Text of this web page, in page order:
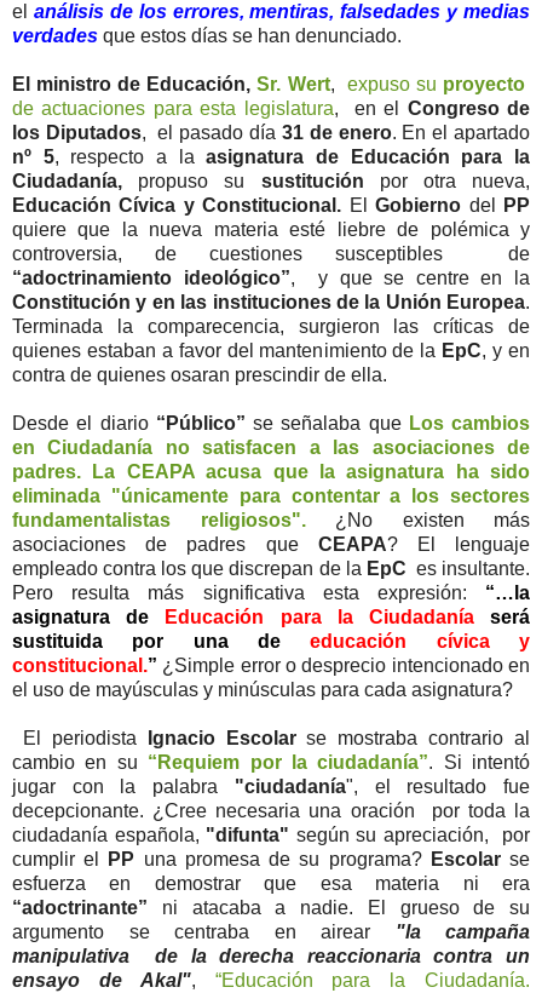
el análisis de los errores, mentiras, falsedades y medias
verdades que estos días se han denunciado.
El ministro de Educación,Sr. Wert, expuso su proyecto
de actuaciones para esta legislatura, en el Congreso de
los Diputados, el pasado día 31 de enero. En el apartado
nº 5, respecto a laasignatura de Educación para la
Ciudadanía, propuso su sustitución por otra nueva,
Educación Cívica y Constitucional. ElGobierno del
PP
quiere que la nueva materia esté liebre de polémica y
controversia, de cuestiones susceptibles de
“adoctrinamiento ideológico”, y que se centre en la
Constitución y en las instituciones de la Unión Europea.
Terminada la comparecencia, surgieron las críticas de
quienes estaban a favor del mantenimiento de la EpC, y en
contra de quienes osaran prescindir de ella.
Desde el diario “Público” se señalaba que Los cambios
en Ciudadanía no satisfacen a las asociaciones de
padres. La CEAPA acusa que la asignatura ha sido
eliminada "únicamente para contentar a los sectores
fundamentalistas religiosos".
¿No existen más
asociaciones de padres que CEAPA? El lenguaje
empleado contra los que discrepan de la EpC es insultante.
Pero resulta más significativa esta expresión: “…la
asignatura de
Educación para la Ciudadaníaserá
sustituida por una deeducación cívica y
constitucional.” ¿Simple error o desprecio intencionado en
el uso de mayúsculas y minúsculas para cada asignatura?
El periodista Ignacio Escolarse mostraba contrario al
cambio en su “Requiem por la ciudadanía”. Si intentó
jugar con la palabra "ciudadanía", el resultado fue
decepcionante. ¿Cree necesaria una oración por toda la
ciudadanía española, "difunta" según su apreciación, por
cumplir el
PP una promesa de su programa? Escolarse
esfuerza en demostrar que esa materia ni era
“adoctrinante” ni atacaba a nadie. El grueso de su
argumento se centraba en airear "la campaña
manipulativa de la derecha reaccionaria contra un
ensayo de Akal", “Educación para la Ciudadanía.